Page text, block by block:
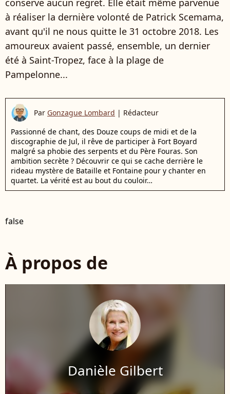
conserve aucun regret. Elle était même parvenue
à réaliser la dernière volonté de Patrick Scemama,
avant qu'il ne nous quitte le 31 octobre 2018. Les
amoureux avaient passé, ensemble, un dernier
été à Saint-Tropez, face à la plage de
Pampelonne...
Par Gonzague Lombard | Rédacteur
Passionné de chant, des Douze coups de midi et de la
discographie de Jul, il rêve de participer à Fort Boyard
malgré sa phobie des serpents et du Père Fouras. Son
ambition secrète ? Découvrir ce qui se cache derrière le
rideau mystère de Bataille et Fontaine pour y chanter en
quartet. La vérité est au bout du couloir…
false
À propos de
Danièle Gilbert